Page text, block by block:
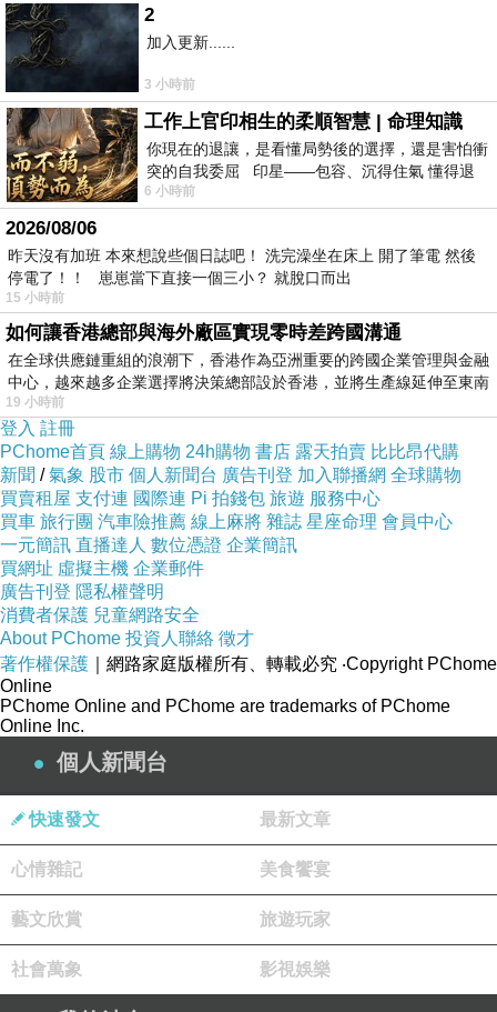
http://www.momoshop.com.tw/goods/GoodsDet
ail.jsp?
i_code=1440682&memid=6000000188&cid=a
puad&oid=1&osm=league
商品訊息功能:
品號：1440682
熱情、緊張、期待、心跳加速
準備好要愛了嗎？
商品訊息描述:
香味組成>>
2
加入更新......
3 小時前
工作上官印相生的柔順智慧 | 命理知識
你現在的退讓，是看懂局勢後的選擇，還是害怕衝
突的自我委屈 印星——包容、沉得住氣 懂得退
一步觀察，不會
6 小時前
2026/08/06
昨天沒有加班 本來想說些個日誌吧！ 洗完澡坐在床上 開了筆電 然後
停電了！！ 崽崽當下直接一個三小？ 就脫口而出
15 小時前
如何讓香港總部與海外廠區實現零時差跨國溝通
在全球供應鏈重組的浪潮下，香港作為亞洲重要的跨國企業管理與金融
中心，越來越多企業選擇將決策總部設於香港，並將生產線延伸至東南
19 小時前
登入 註冊
PChome首頁 線上購物 24h購物 書店 露天拍賣 比比昂代購
新聞 /氣象 股市 個人新聞台 廣告刊登 加入聯播網 全球購物
買賣租屋 支付連 國際連 Pi 拍錢包 旅遊 服務中心
買車 旅行團 汽車險推薦 線上麻將 雜誌 星座命理 會員中心
一元簡訊 直播達人 數位憑證 企業簡訊
買網址 虛擬主機 企業郵件
廣告刊登 隱私權聲明
消費者保護 兒童網路安全
About PChome 投資人聯絡 徵才
著作權保護 ｜網路家庭版權所有、轉載必究 ‧Copyright PChome
Online
PChome Online and PChome are trademarks of PChome
Online Inc.
個人新聞台
快速發文 最新文章
心情雜記 美食饗宴
藝文欣賞 旅遊玩家
社會萬象 影視娛樂